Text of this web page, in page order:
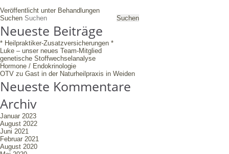
Veröffentlicht unter Behandlungen
Suchen
Neueste Beiträge
* Heilpraktiker-Zusatzversicherungen *
Luke – unser neues Team-Mitglied
genetische Stoffwechselanalyse
Hormone / Endokrinologie
OTV zu Gast in der Naturheilpraxis in Weiden
Neueste Kommentare
Archiv
Januar 2023
August 2022
Juni 2021
Februar 2021
August 2020